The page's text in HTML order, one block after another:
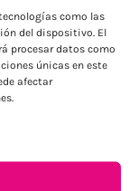
como las
del dispositivo. El
procesar datos como
únicas en este
afectar